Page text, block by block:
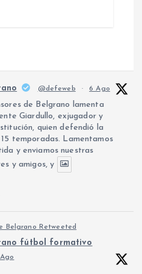
@defeweb · 6 Ago
de Belgrano lamenta
Giardullo, exjugador y
quien defendió la
temporadas. Lamentamos
y enviamos nuestras
y amigos, y
Belgrano Retweeted
fútbol formativo